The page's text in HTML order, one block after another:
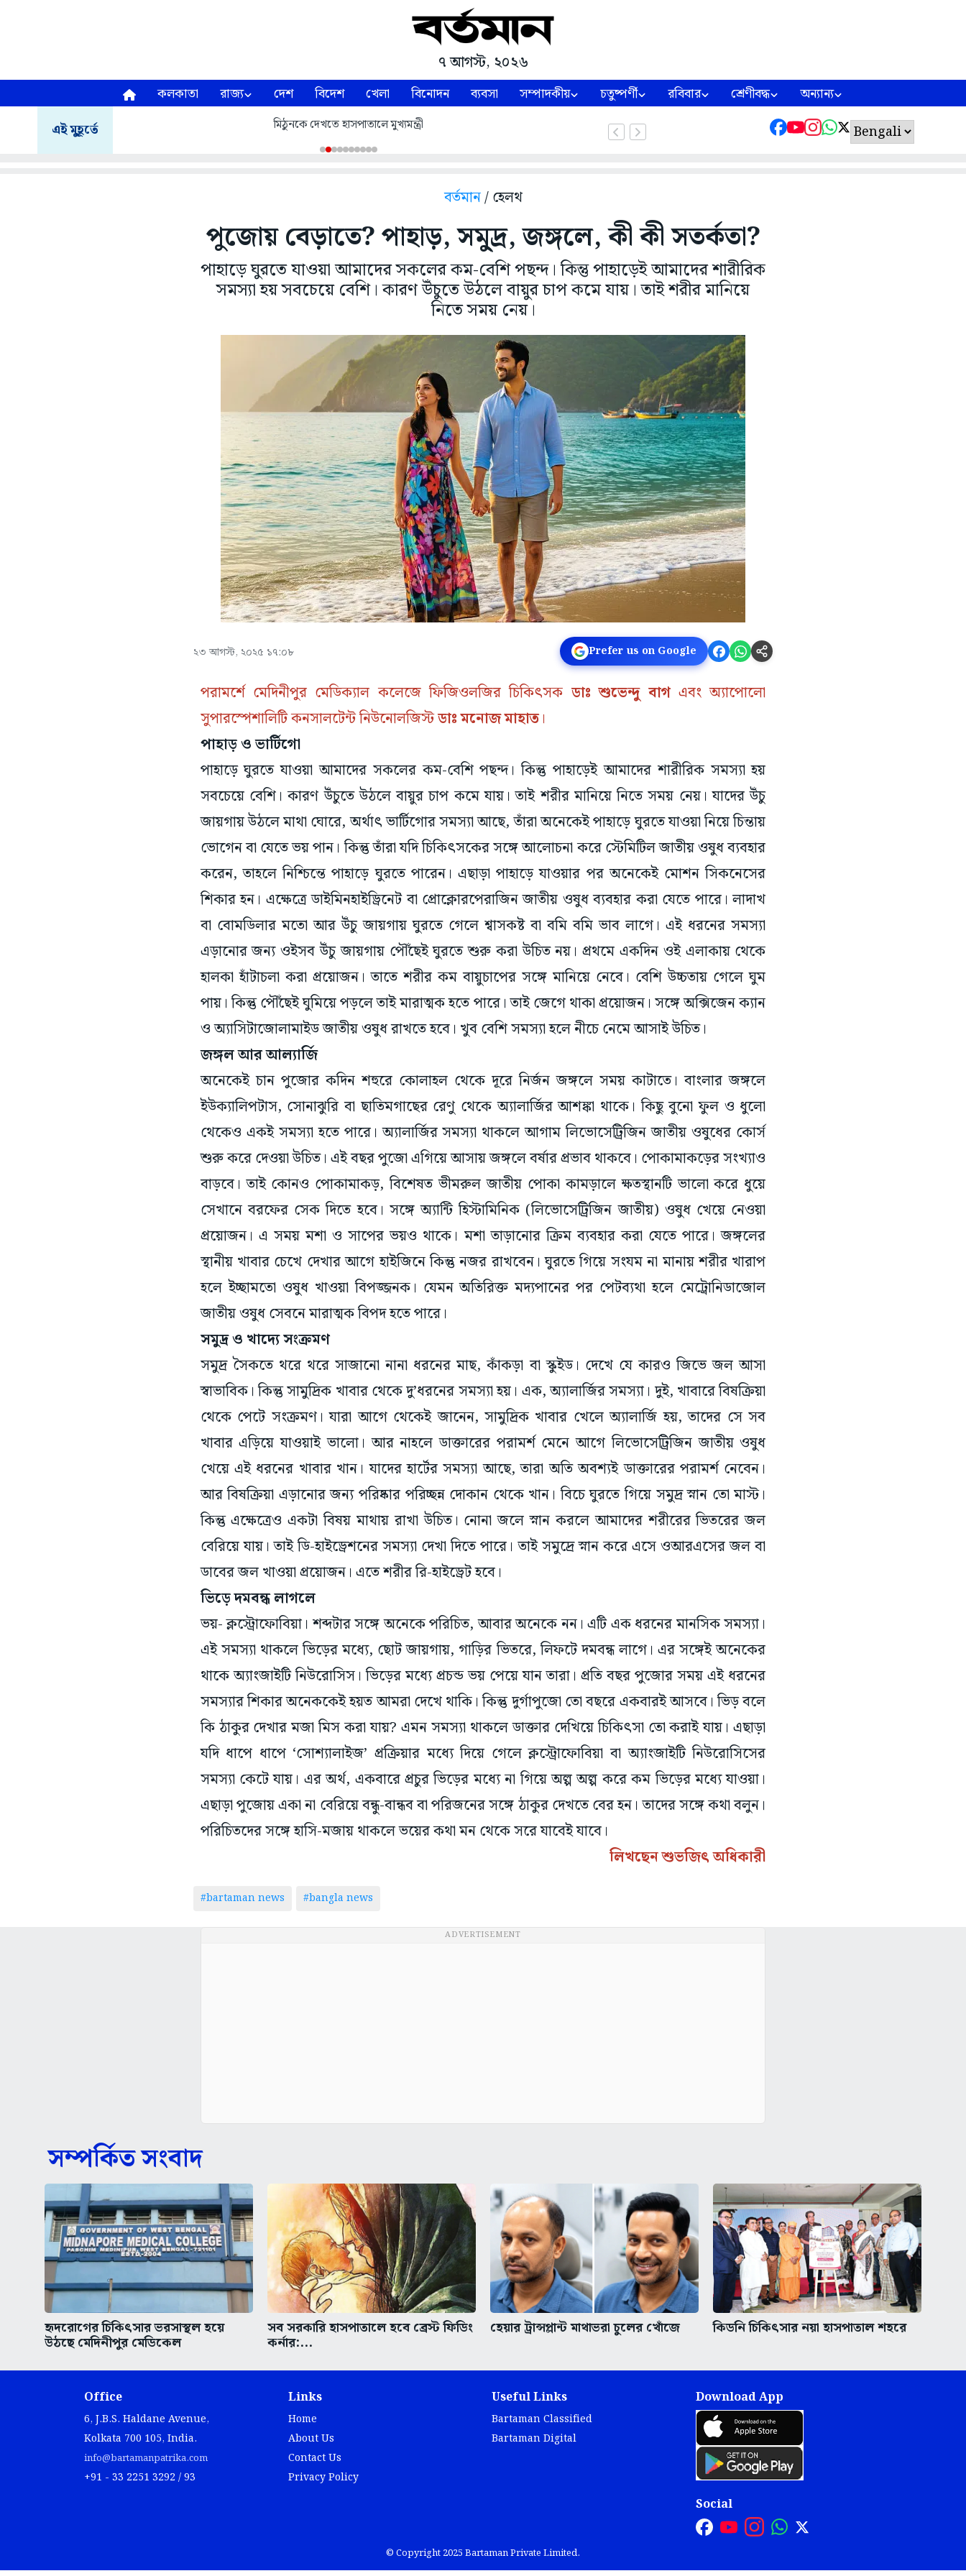
৭ আগস্ট, ২০২৬
কলকাতা রাজ্য দেশ বিদেশ খেলা বিনোদন ব্যবসা সম্পাদকীয় চতুষ্পর্ণী রবিবার শ্রেণীবদ্ধ অন্যান্য
এই মুহূর্তে মিঠুনকে দেখতে হাসপাতালে মুখ্যমন্ত্রী
বর্তমান/ হেলথ
পুজোয় বেড়াতে? পাহাড়, সমু্দ্র, জঙ্গলে, কী কী সতর্কতা?
পাহাড়ে ঘুরতে যাওয়া আমাদের সকলের কম-বেশি পছন্দ। কিন্তু পাহাড়েই আমাদের শারীরিক
সমস্যা হয় সবচেয়ে বেশি। কারণ উঁচুতে উঠলে বায়ুর চাপ কমে যায়। তাই শরীর মানিয়ে
নিতে সময় নেয়।
২৩ আগস্ট, ২০২৫ ১৭:০৮ Prefer us on Google
পরামর্শে মেদিনীপুর মেডিক্যাল কলেজে ফিজিওলজির চিকিৎসকডাঃ শুভেন্দু বাগএবং অ্যাপোলো
সুপারস্পেশালিটি কনসালটেন্ট নিউনোলজিস্টডাঃ মনোজ মাহাত।
পাহাড় ও ভার্টিগো
পাহাড়ে ঘুরতে যাওয়া আমাদের সকলের কম-বেশি পছন্দ। কিন্তু পাহাড়েই আমাদের শারীরিক সমস্যা হয়
সবচেয়ে বেশি। কারণ উঁচুতে উঠলে বায়ুর চাপ কমে যায়। তাই শরীর মানিয়ে নিতে সময় নেয়। যাদের উঁচু
জায়গায় উঠলে মাথা ঘোরে, অর্থাৎ ভার্টিগোর সমস্যা আছে, তাঁরা অনেকেই পাহাড়ে ঘুরতে যাওয়া নিয়ে চিন্তায়
ভোগেন বা যেতে ভয় পান। কিন্তু তাঁরা যদি চিকিৎসকের সঙ্গে আলোচনা করে স্টেমিটিল জাতীয় ওষুধ ব্যবহার
করেন, তাহলে নিশ্চিন্তে পাহাড়ে ঘুরতে পারেন। এছাড়া পাহাড়ে যাওয়ার পর অনেকেই মোশন সিকনেসের
শিকার হন। এক্ষেত্রে ডাইমিনহাইড্রিনেট বা প্রোক্লোরপেরাজিন জাতীয় ওষুধ ব্যবহার করা যেতে পারে। লাদাখ
বা বোমডিলার মতো আর উঁচু জায়গায় ঘুরতে গেলে শ্বাসকষ্ট বা বমি বমি ভাব লাগে। এই ধরনের সমস্যা
এড়ানোর জন্য ওইসব উঁচু জায়গায় পৌঁছেই ঘুরতে শুরু করা উচিত নয়। প্রথমে একদিন ওই এলাকায় থেকে
হালকা হাঁটাচলা করা প্রয়োজন। তাতে শরীর কম বায়ুচাপের সঙ্গে মানিয়ে নেবে। বেশি উচ্চতায় গেলে ঘুম
পায়। কিন্তু পৌঁছেই ঘুমিয়ে পড়লে তাই মারাত্মক হতে পারে। তাই জেগে থাকা প্রয়োজন। সঙ্গে অক্সিজেন ক্যান
ও অ্যাসিটাজোলামাইড জাতীয় ওষুধ রাখতে হবে। খুব বেশি সমস্যা হলে নীচে নেমে আসাই উচিত।
জঙ্গল আর আল্যার্জি
অনেকেই চান পুজোর কদিন শহুরে কোলাহল থেকে দূরে নির্জন জঙ্গলে সময় কাটাতে। বাংলার জঙ্গলে
ইউক্যালিপটাস, সোনাঝুরি বা ছাতিমগাছের রেণু থেকে অ্যালার্জির আশঙ্কা থাকে। কিছু বুনো ফুল ও ধুলো
থেকেও একই সমস্যা হতে পারে। অ্যালার্জির সমস্যা থাকলে আগাম লিভোসেট্রিজিন জাতীয় ওষুধের কোর্স
শুরু করে দেওয়া উচিত। এই বছর পুজো এগিয়ে আসায় জঙ্গলে বর্ষার প্রভাব থাকবে। পোকামাকড়ের সংখ্যাও
বাড়বে। তাই কোনও পোকামাকড়, বিশেষত ভীমরুল জাতীয় পোকা কামড়ালে ক্ষতস্থানটি ভালো করে ধুয়ে
সেখানে বরফের সেক দিতে হবে। সঙ্গে অ্যান্টি হিস্টামিনিক (লিভোসেট্রিজিন জাতীয়) ওষুধ খেয়ে নেওয়া
প্রয়োজন। এ সময় মশা ও সাপের ভয়ও থাকে। মশা তাড়ানোর ক্রিম ব্যবহার করা যেতে পারে। জঙ্গলের
স্থানীয় খাবার চেখে দেখার আগে হাইজিনে কিন্তু নজর রাখবেন। ঘুরতে গিয়ে সংযম না মানায় শরীর খারাপ
হলে ইচ্ছামতো ওষুধ খাওয়া বিপজ্জনক। যেমন অতিরিক্ত মদ্যপানের পর পেটব্যথা হলে মেট্রোনিডাজোল
জাতীয় ওষুধ সেবনে মারাত্মক বিপদ হতে পারে।
সমুদ্র ও খাদ্যে সংক্রমণ
সমুদ্র সৈকতে থরে থরে সাজানো নানা ধরনের মাছ, কাঁকড়া বা স্কুইড। দেখে যে কারও জিভে জল আসা
স্বাভাবিক। কিন্তু সামুদ্রিক খাবার থেকে দু’ধরনের সমস্যা হয়। এক, অ্যালার্জির সমস্যা। দুই, খাবারে বিষক্রিয়া
থেকে পেটে সংক্রমণ। যারা আগে থেকেই জানেন, সামুদ্রিক খাবার খেলে অ্যালার্জি হয়, তাদের সে সব
খাবার এড়িয়ে যাওয়াই ভালো। আর নাহলে ডাক্তারের পরামর্শ মেনে আগে লিভোসেট্রিজিন জাতীয় ওষুধ
খেয়ে এই ধরনের খাবার খান। যাদের হার্টের সমস্যা আছে, তারা অতি অবশ্যই ডাক্তারের পরামর্শ নেবেন।
আর বিষক্রিয়া এড়ানোর জন্য পরিষ্কার পরিচ্ছন্ন দোকান থেকে খান। বিচে ঘুরতে গিয়ে সমুদ্র স্নান তো মাস্ট।
কিন্তু এক্ষেত্রেও একটা বিষয় মাথায় রাখা উচিত। নোনা জলে স্নান করলে আমাদের শরীরের ভিতরের জল
বেরিয়ে যায়। তাই ডি-হাইড্রেশনের সমস্যা দেখা দিতে পারে। তাই সমুদ্রে স্নান করে এসে ওআরএসের জল বা
ডাবের জল খাওয়া প্রয়োজন। এতে শরীর রি-হাইড্রেট হবে।
ভিড়ে দমবন্ধ লাগলে
ভয়- ক্লস্ট্রোফোবিয়া। শব্দটার সঙ্গে অনেকে পরিচিত, আবার অনেকে নন। এটি এক ধরনের মানসিক সমস্যা।
এই সমস্যা থাকলে ভিড়ের মধ্যে, ছোট জায়গায়, গাড়ির ভিতরে, লিফটে দমবন্ধ লাগে। এর সঙ্গেই অনেকের
থাকে অ্যাংজাইটি নিউরোসিস। ভিড়ের মধ্যে প্রচন্ড ভয় পেয়ে যান তারা। প্রতি বছর পুজোর সময় এই ধরনের
সমস্যার শিকার অনেককেই হয়ত আমরা দেখে থাকি। কিন্তু দুর্গাপুজো তো বছরে একবারই আসবে। ভিড় বলে
কি ঠাকুর দেখার মজা মিস করা যায়? এমন সমস্যা থাকলে ডাক্তার দেখিয়ে চিকিৎসা তো করাই যায়। এছাড়া
যদি ধাপে ধাপে ‘সোশ্যালাইজ’ প্রক্রিয়ার মধ্যে দিয়ে গেলে ক্লস্ট্রোফোবিয়া বা অ্যাংজাইটি নিউরোসিসের
সমস্যা কেটে যায়। এর অর্থ, একবারে প্রচুর ভিড়ের মধ্যে না গিয়ে অল্প অল্প করে কম ভিড়ের মধ্যে যাওয়া।
এছাড়া পুজোয় একা না বেরিয়ে বন্ধু-বান্ধব বা পরিজনের সঙ্গে ঠাকুর দেখতে বের হন। তাদের সঙ্গে কথা বলুন।
পরিচিতদের সঙ্গে হাসি-মজায় থাকলে ভয়ের কথা মন থেকে সরে যাবেই যাবে।
লিখছেন শুভজিৎ অধিকারী
#bartaman news #bangla news
ADVERTISEMENT
সম্পর্কিত সংবাদ
হৃদরোগের চিকিৎসার ভরসাস্থল হয়ে
উঠছে মেদিনীপুর মেডিকেল
সব সরকারি হাসপাতালে হবে ব্রেস্ট ফিডিং
কর্নার:...
হেয়ার ট্রান্সপ্লান্ট মাথাভরা চুলের খোঁজে কিডনি চিকিৎসার নয়া হাসপাতাল শহরে
Office
6, J.B.S. Haldane Avenue,
Kolkata 700 105, India.
info@bartamanpatrika.com
+91 - 33 2251 3292 / 93
Links
Home
About Us
Contact Us
Privacy Policy
Useful Links
Bartaman Classified
Bartaman Digital
Download App
Social
© Copyright 2025 Bartaman Private Limited.